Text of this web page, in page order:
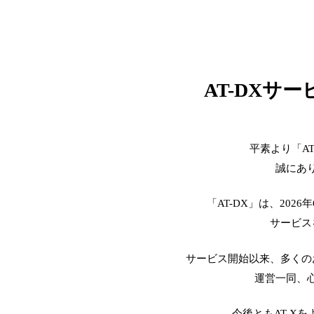
AT-DXサー
平素より「
誠にあ
「AT-DX」は、2026
サービ
サービス開始以来、多く
運営一同、